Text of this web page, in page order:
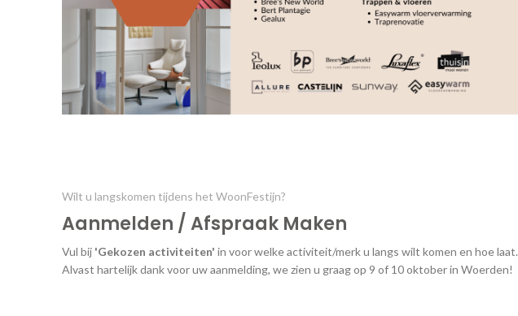
Wilt u langskomen tijdens het WoonFestijn?
Aanmelden / Afspraak Maken
Vul bij 'Gekozen activiteiten' in voor welke activiteit/merk u langs wilt komen en hoe laat.
Alvast hartelijk dank voor uw aanmelding, we zien u graag op 9 of 10 oktober in Woerden!